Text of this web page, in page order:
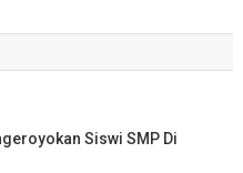
Siswi SMP Di